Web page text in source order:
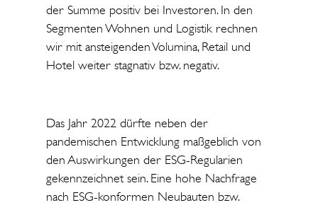
der Summe positiv bei Investoren. In den
Segmenten Wohnen und Logistik rechnen
wir mit ansteigenden Volumina, Retail und
Hotel weiter stagnativ bzw. negativ.
Das Jahr 2022 dürfte neben der
pandemischen Entwicklung maßgeblich von
den Auswirkungen der ESG-Regularien
gekennzeichnet sein. Eine hohe Nachfrage
nach ESG-konformen Neubauten bzw.